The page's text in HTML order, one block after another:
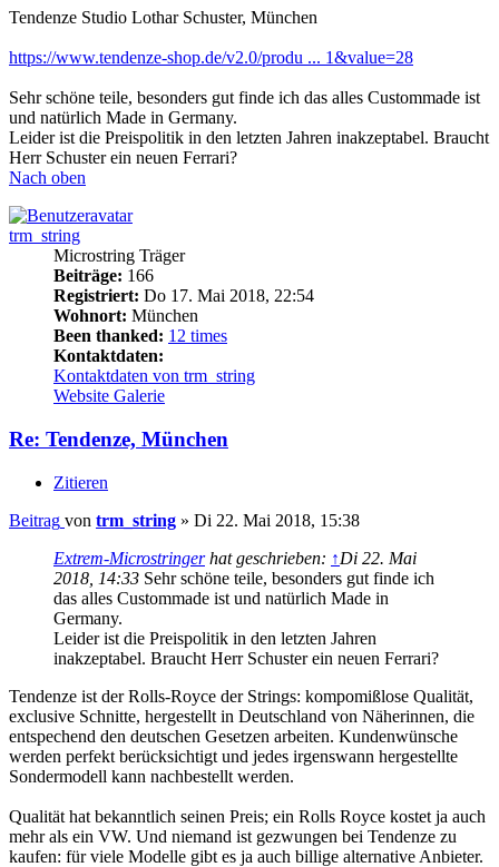
Tendenze Studio Lothar Schuster, München
https://www.tendenze-shop.de/v2.0/produ ... 1&value=28
Sehr schöne teile, besonders gut finde ich das alles Custommade ist
und natürlich Made in Germany.
Leider ist die Preispolitik in den letzten Jahren inakzeptabel. Braucht
Herr Schuster ein neuen Ferrari?
Nach oben
trm_string
Microstring Träger
Beiträge: 166
Registriert: Do 17. Mai 2018, 22:54
Wohnort: München
Been thanked: 12 times
Kontaktdaten:
Kontaktdaten von trm_string
Website Galerie
Re: Tendenze, München
Zitieren
Beitrag von trm_string » Di 22. Mai 2018, 15:38
Extrem-Microstringerhat geschrieben: ↑Di 22. Mai
2018, 14:33 Sehr schöne teile, besonders gut finde ich
das alles Custommade ist und natürlich Made in
Germany.
Leider ist die Preispolitik in den letzten Jahren
inakzeptabel. Braucht Herr Schuster ein neuen Ferrari?
Tendenze ist der Rolls-Royce der Strings: kompomißlose Qualität,
exclusive Schnitte, hergestellt in Deutschland von Näherinnen, die
entspechend den deutschen Gesetzen arbeiten. Kundenwünsche
werden perfekt berücksichtigt und jedes irgenswann hergestellte
Sondermodell kann nachbestellt werden.
Qualität hat bekanntlich seinen Preis; ein Rolls Royce kostet ja auch
mehr als ein VW. Und niemand ist gezwungen bei Tendenze zu
kaufen: für viele Modelle gibt es ja auch billige alternative Anbieter.